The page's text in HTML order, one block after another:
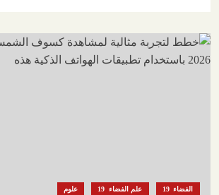
الفضاء علم الفضاء علوم